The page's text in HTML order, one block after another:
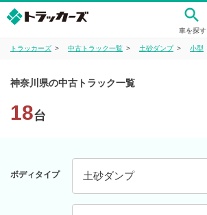
車を探す
トラッカーズ 中古トラック一覧 土砂ダンプ 小型
神奈川県の中古トラック一覧
18台
ボディタイプ 土砂ダンプ